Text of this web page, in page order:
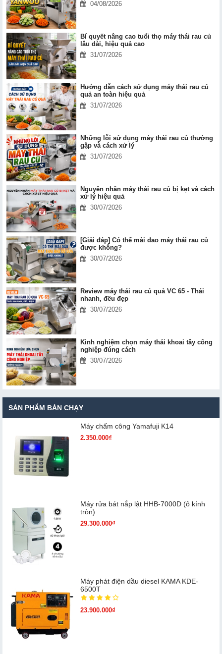
04/08/2026
Bí quyết nâng cao tuổi thọ máy thái rau củ
lâu dài, hiệu quả cao
31/07/2026
Hướng dẫn cách sử dụng máy thái rau củ
quả an toàn hiệu quả
31/07/2026
Những lỗi sử dụng máy thái rau củ thường
gặp và cách xử lý
31/07/2026
Nguyên nhân máy thái rau củ bị kẹt và cách
xử lý hiệu quả
30/07/2026
[Giải đáp] Có thể mài dao máy thái rau củ
được không?
30/07/2026
Review máy thái rau củ quả VC 65 - Thái
nhanh, đều đẹp
30/07/2026
Kinh nghiệm chọn máy thái khoai tây công
nghiệp đúng cách
30/07/2026
SẢN PHẨM BÁN CHẠY
Máy chấm cô​ng Yamafuji K14
2.350.000₫
Máy rửa bát nắp lật HHB-7000D (ô kính
tròn)
29.300.000₫
Máy phát điện dầu diesel KAMA KDE-
6500T
23.900.000₫